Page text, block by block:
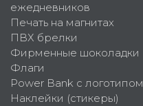
ежедневников
Печать на магнитах
ПВХ брелки
Фирменные шоколадки
Флаги
Power Bank с логотипом
Наклейки (стикеры)